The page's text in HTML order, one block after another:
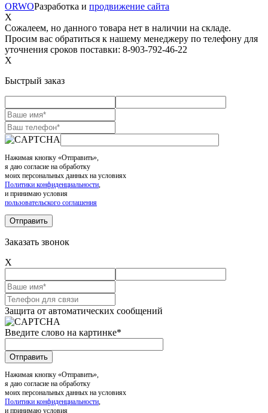
ORWOРазработка и продвижение сайта
X
Сожалеем, но данного товара нет в наличии на складе.
Просим вас обратиться к нашему менеджеру по телефону для
уточнения сроков поставки: 8-903-792-46-22
X
Быстрый заказ
Нажимая кнопку «Отправить»,
я даю согласие на обработку
моих персональных данных на условиях
Политики конфиденциальности,
и принимаю условия
пользовательского соглашения
Заказать звонок
X
Защита от автоматических сообщений
Введите слово на картинке*
Нажимая кнопку «Отправить»,
я даю согласие на обработку
моих персональных данных на условиях
Политики конфиденциальности,
и принимаю условия